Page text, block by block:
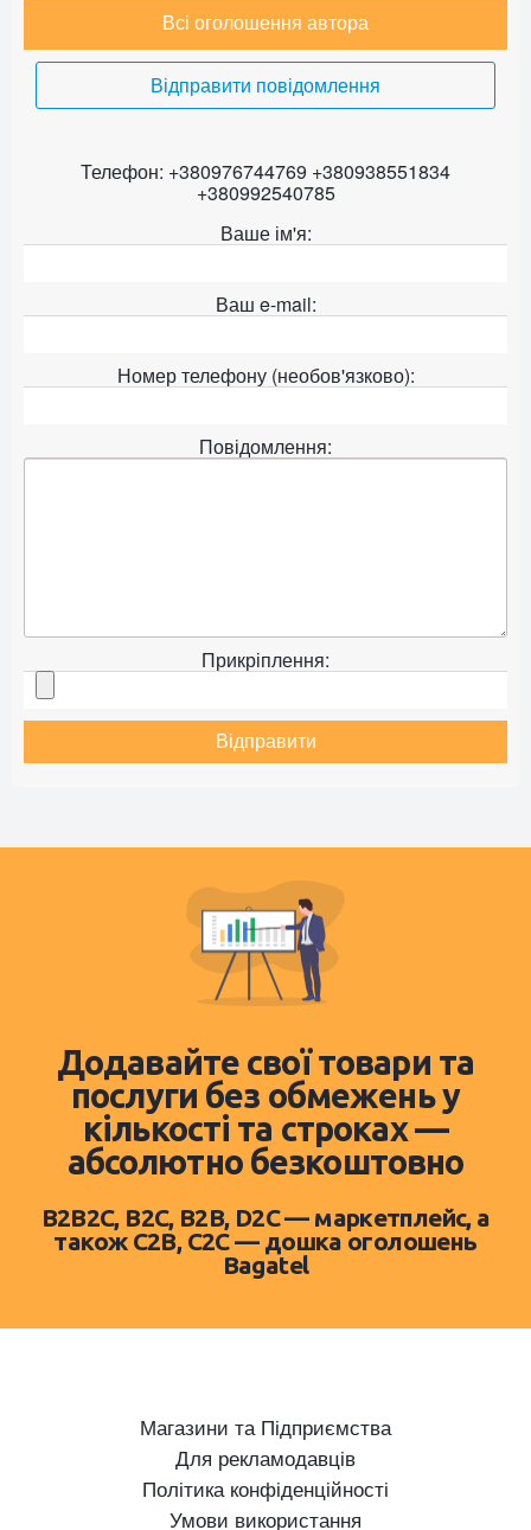
Всі оголошення автора
Відправити повідомлення
Телефон: +380976744769 +380938551834
+380992540785
Ваше ім'я:
Ваш e-mail:
Номер телефону (необов'язково):
Повідомлення:
Прикріплення:
Відправити
Додавайте свої товари та
послуги без обмежень у
кількості та строках —
абсолютно безкоштовно
B2B2C, B2C, B2B, D2C — маркетплейс, а
також C2B, C2C — дошка оголошень
Bagatel
Магазини та Підприємства
Для рекламодавців
Політика конфіденційності
Умови використання